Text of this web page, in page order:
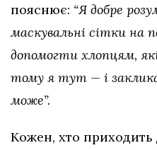
пояснює: “Я добре
маскувальні сітки на
допомогти хлопцям,
тому я тут — і
може”.
Кожен, хто приходить